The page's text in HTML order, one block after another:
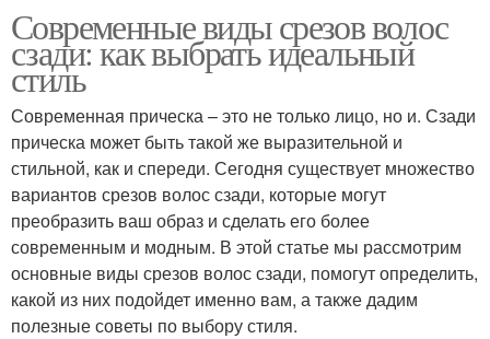
Современные виды срезов волос
сзади: как выбрать идеальный
стиль
Современная прическа – это не только лицо, но и. Сзади
прическа может быть такой же выразительной и
стильной, как и спереди. Сегодня существует множество
вариантов срезов волос сзади, которые могут
преобразить ваш образ и сделать его более
современным и модным. В этой статье мы рассмотрим
основные виды срезов волос сзади, помогут определить,
какой из них подойдет именно вам, а также дадим
полезные советы по выбору стиля.